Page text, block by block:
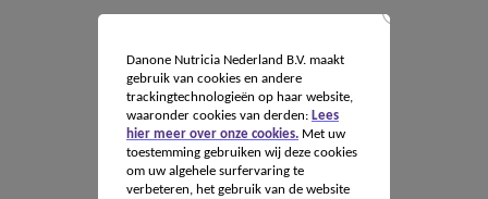
Danone Nutricia Nederland B.V. maakt
gebruik van cookies en andere
trackingtechnologieën op haar website,
waaronder cookies van derden: Lees
hier meer over onze cookies.Met uw
toestemming gebruiken wij deze cookies
om uw algehele surfervaring te
verbeteren, het gebruik van de website